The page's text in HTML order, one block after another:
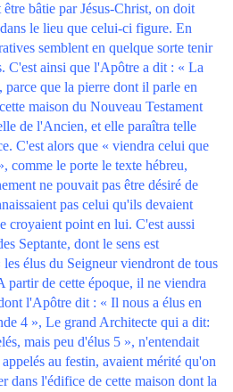
bâtie par Jésus-Christ, on doit
le lieu que celui-ci figure. En
semblent en quelque sorte tenir
C'est ainsi que l'Apôtre a dit : « La
parce que la pierre dont il parle en
maison du Nouveau Testament
de l'Ancien, et elle paraîtra telle
C'est alors que « viendra celui que
comme le porte le texte hébreu,
ne pouvait pas être désiré de
pas celui qu'ils devaient
croyaient point en lui. C'est aussi
Septante, dont le sens est
élus du Seigneur viendront de tous
partir de cette époque, il ne viendra
l'Apôtre dit : « Il nous a élus en
4 », Le grand Architecte qui a dit:
mais peu d'élus 5 », n'entendait
au festin, avaient mérité qu'on
dans l'édifice de cette maison dont la